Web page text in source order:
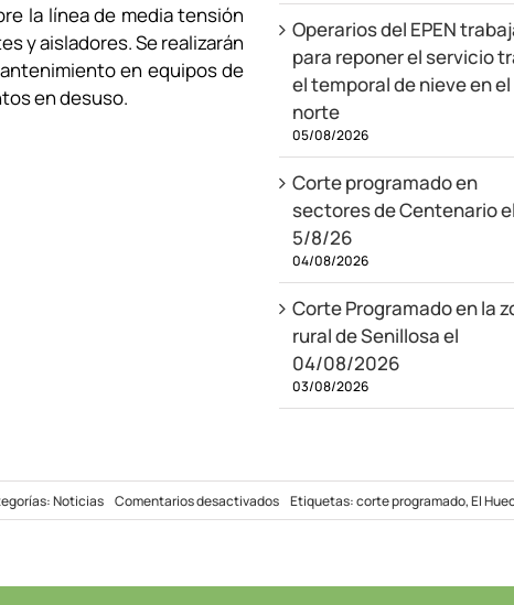
la línea de media tensión
y aisladores. Se realizarán
en equipos de
en desuso.
Operarios del EPEN
para reponer el servicio
el temporal de nieve en el
norte
05/08/2026
Corte programado en
sectores de Centenario el
5/8/26
04/08/2026
Corte Programado en la
rural de Senillosa el
04/08/2026
03/08/2026
Noticias Comentarios desactivadosen
Mantenimiento
Etiquetas:corte programado,El